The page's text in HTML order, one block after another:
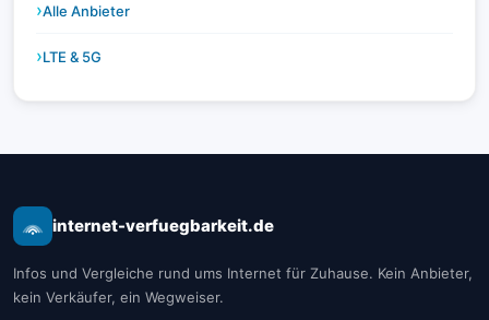
Alle Anbieter
LTE & 5G
internet-verfuegbarkeit.de
Infos und Vergleiche rund ums Internet für Zuhause. Kein Anbieter,
kein Verkäufer, ein Wegweiser.